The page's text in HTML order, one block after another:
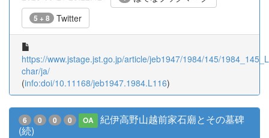
5 + 8 Twitter
https://www.jstage.jst.go.jp/article/jeb1947/1984/145/
char/ja/
(info:doi/10.11168/jeb1947.1984.L116)
6 0 0 0 OA
紀伊高野山越前家石廟とその墓碑
(続)